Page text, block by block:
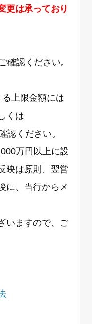
更は承っており
確認ください。
上限金額には
くは
認ください。
万円以上に設
映は原則、翌営
に、当行からメ
いますので、ご